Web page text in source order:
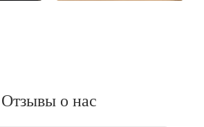
Отзывы о нас